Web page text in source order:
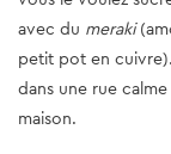
avec du meraki
petit pot en
dans une rue
maison.